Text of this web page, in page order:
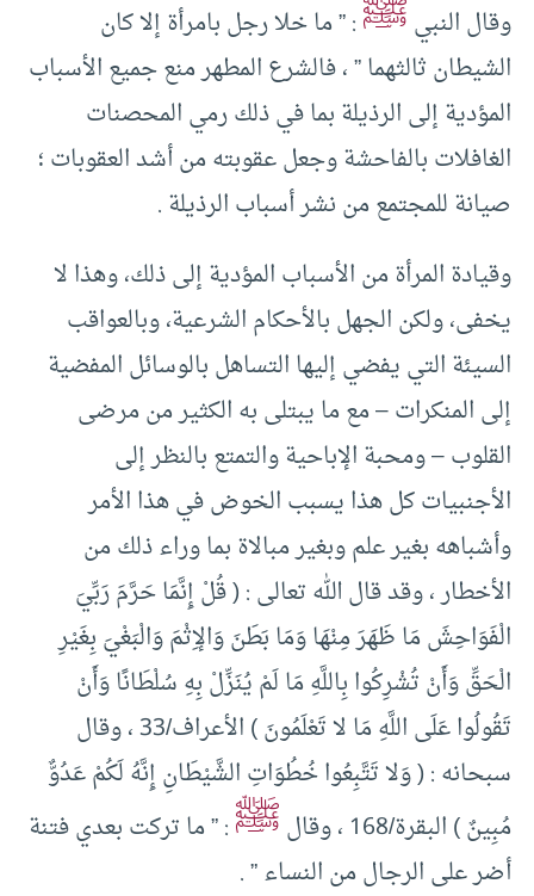
وقال النبيﷺ: ” ما خلا رجل بامرأة إلا كان
الشيطان ثالثهما ” ، فالشرع المطهر منع جميع الأسباب
المؤدية إلى الرذيلة بما في ذلك رمي المحصنات
الغافلات بالفاحشة وجعل عقوبته من أشد العقوبات ؛
صيانة للمجتمع من نشر أسباب الرذيلة .
وقيادة المرأة من الأسباب المؤدية إلى ذلك، وهذا لا
يخفى، ولكن الجهل بالأحكام الشرعية، وبالعواقب
السيئة التي يفضي إليها التساهل بالوسائل المفضية
إلى المنكرات – مع ما يبتلى به الكثير من مرضى
القلوب – ومحبة الإباحية والتمتع بالنظر إلى
الأجنبيات كل هذا يسبب الخوض في هذا الأمر
وأشباهه بغير علم وبغير مبالاة بما وراء ذلك من
الأخطار ، وقد قال الله تعالى : ( قُلْ إِنَّمَا حَرَّمَ رَبِّيَ
الْفَوَاحِشَ مَا ظَهَرَ مِنْهَا وَمَا بَطَنَ وَالإِثْمَ وَالْبَغْيَ بِغَيْرِ
الْحَقِّ وَأَنْ تُشْرِكُوا بِاللَّهِ مَا لَمْ يُنَزِّلْ بِهِ سُلْطَانًا وَأَنْ
تَقُولُوا عَلَى اللَّهِ مَا لا تَعْلَمُونَ ) الأعراف/33 ، وقال
سبحانه : ( وَلا تَتَّبِعُوا خُطُوَاتِ الشَّيْطَانِ إِنَّهُ لَكُمْ عَدُوٌّ
مُبِينٌ ) البقرة/168 ، وقال
ﷺ: ” ما تركت بعدي فتنة
أضر على الرجال من النساء ” .